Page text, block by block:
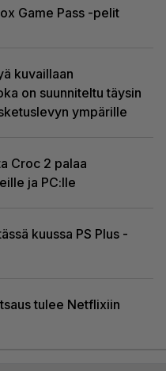
Game Pass -pelit
kuvaillaan
on suunniteltu täysin
ympärille
Croc 2 palaa
ja PC:lle
kuussa PS Plus -
tulee Netflixiin